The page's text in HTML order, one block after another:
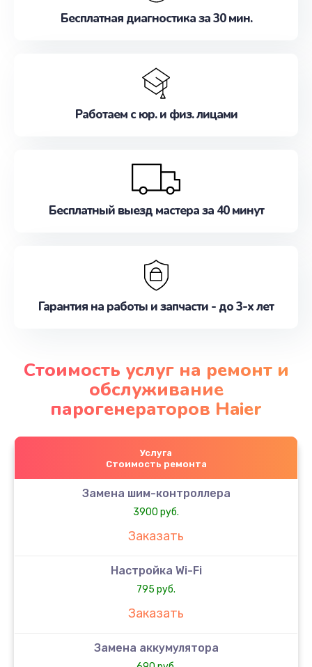
Бесплатная диагностика за 30 мин.
Работаем с юр. и физ. лицами
Бесплатный выезд мастера за 40 минут
Гарантия на работы и запчасти - до 3-х лет
Стоимость услуг на ремонт и
обслуживание
парогенераторов Haier
Услуга
Стоимость ремонта
Замена шим-контроллера
3900 руб.
Заказать
Настройка Wi-Fi
795 руб.
Заказать
Замена аккумулятора